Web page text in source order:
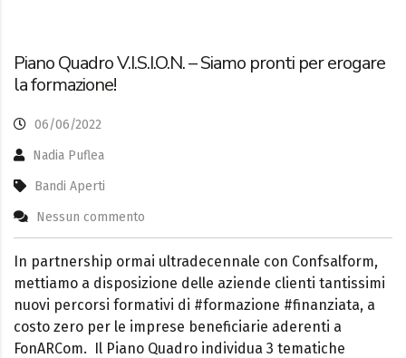
Piano Quadro V.I.S.I.O.N. – Siamo pronti per erogare
la formazione!
06/06/2022
Nadia Puflea
Bandi Aperti
Nessun commento
In partnership ormai ultradecennale con Confsalform,
mettiamo a disposizione delle aziende clienti tantissimi
nuovi percorsi formativi di #formazione #finanziata, a
costo zero per le imprese beneficiarie aderenti a
FonARCom. Il Piano Quadro individua 3 tematiche